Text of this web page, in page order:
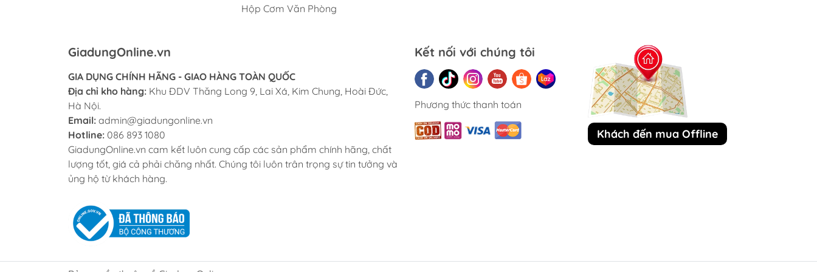
Hộp Cơm Văn Phòng
GiadungOnline.vn
GIA DỤNG CHÍNH HÃNG - GIAO HÀNG TOÀN QUỐC
Địa chỉ kho hàng: Khu ĐDV Thăng Long 9, Lai Xá, Kim Chung, Hoài Đức,
Hà Nội.
Email: admin@giadungonline.vn
Hotline: 086 893 1080
GiadungOnline.vn cam kết luôn cung cấp các sản phẩm chính hãng, chất
lượng tốt, giá cả phải chăng nhất. Chúng tôi luôn trân trọng sự tin tưởng và
ủng hộ từ khách hàng.
Kết nối với chúng tôi
Phương thức thanh toán
Khách đến mua Offline